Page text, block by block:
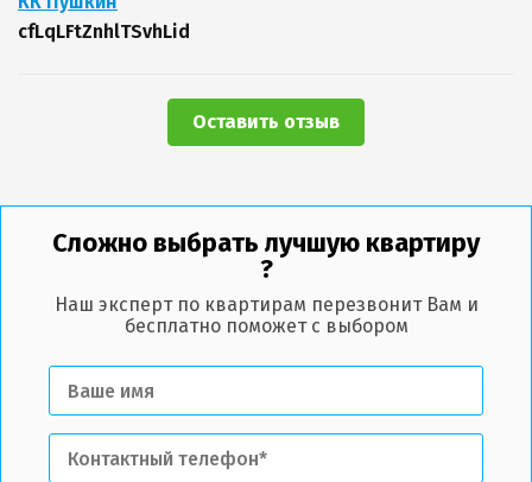
cfLqLFtZnhlTSvhLid
Оставить отзыв
Сложно выбрать лучшую квартиру
?
Наш эксперт по квартирам перезвонит Вам и
бесплатно поможет с выбором